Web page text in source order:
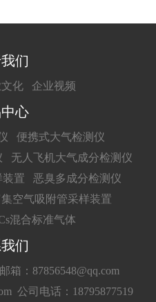
们
化 企业视频
心
便携式大气检测仪
无人飞机大气成分检测仪
装置
恶臭多成分检测仪
空气吸附管采样装置
混合标准气体
们
箱：87856548@qq.com
公司电话：18795877519